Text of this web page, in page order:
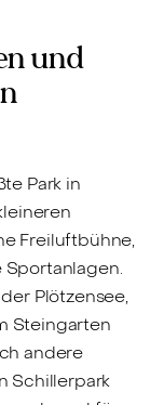
und
Park in
Freiluftbühne,
Plötzensee,
Steingarten
andere
Schillerpark